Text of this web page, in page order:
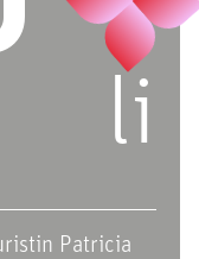
li
Patricia